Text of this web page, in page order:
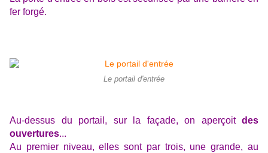
fer forgé.
Le portail d'entrée
Au-dessus du portail, sur la façade, on aperçoit des
ouvertures...
Au premier niveau, elles sont par trois, une grande, au